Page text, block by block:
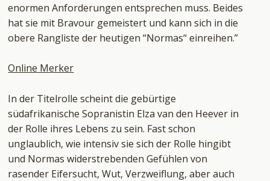
enormen Anforderungen entsprechen muss. Beides
hat sie mit Bravour gemeistert und kann sich in die
obere Rangliste der heutigen “Normas“ einreihen.”
Online Merker
In der Titelrolle scheint die gebürtige
südafrikanische Sopranistin Elza van den Heever in
der Rolle ihres Lebens zu sein. Fast schon
unglaublich, wie intensiv sie sich der Rolle hingibt
und Normas widerstrebenden Gefühlen von
rasender Eifersucht, Wut, Verzweiflung, aber auch